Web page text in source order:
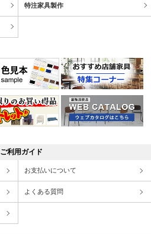
特注家具製作
ご利用ガイド
お支払いについて
よくある質問